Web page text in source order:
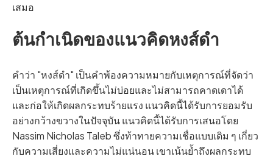
เสมอ
ต้นกำเนิดของแนวคิดหงส์ดำ
คำว่า "หงส์ดำ" เป็นคำพ้องความหมายกับเหตุการณ์ที่จัดว่า
เป็นเหตุการณ์ที่เกิดขึ้นไม่บ่อยและไม่สามารถคาดเดาได้
และก่อให้เกิดผลกระทบร้ายแรง แนวคิดนี้ได้รับการยอมรับ
อย่างกว้างขวางในปัจจุบัน แนวคิดนี้ได้รับการเสนอโดย
Nassim Nicholas Taleb ซึ่งท้าทายความเชื่อแบบเดิม ๆ เกี่ยว
กับความเสี่ยงและความไม่แน่นอน เขาเน้นย้ำถึงผลกระทบ